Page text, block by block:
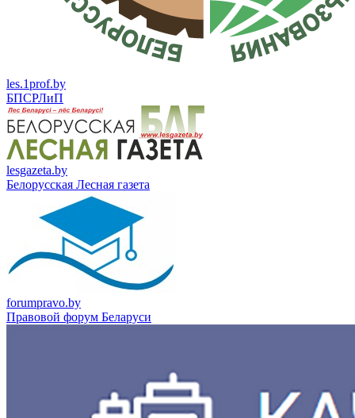
les.1prof.by
БПСРЛиП
lesgazeta.by
Белорусская Лесная газета
forumpravo.by
Правовой форум Беларуси